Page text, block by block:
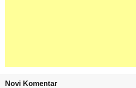
Novi Komentar